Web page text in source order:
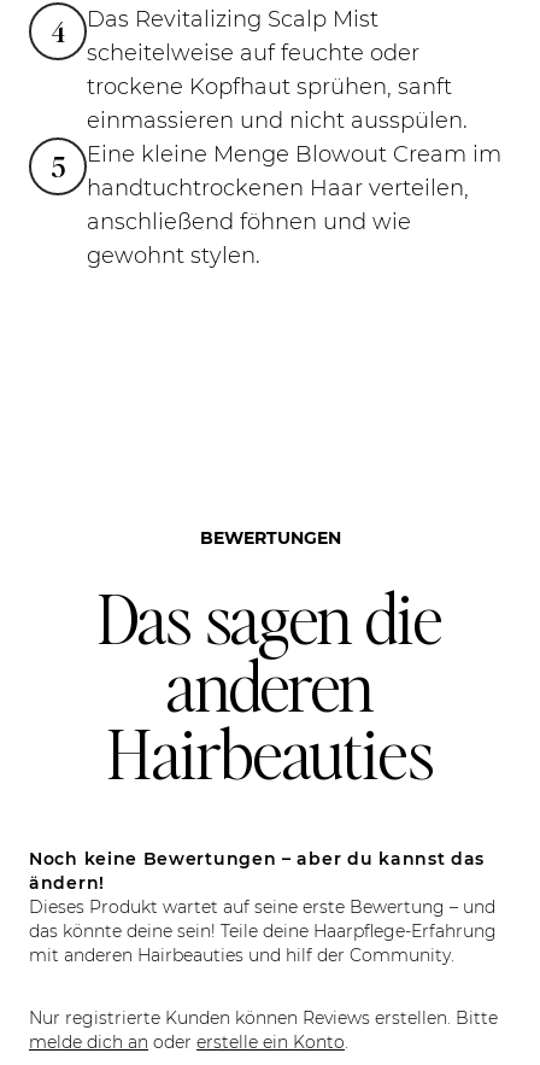
4
Das Revitalizing Scalp Mist
scheitelweise auf feuchte oder
trockene Kopfhaut sprühen, sanft
einmassieren und nicht ausspülen.
5
Eine kleine Menge Blowout Cream im
handtuchtrockenen Haar verteilen,
anschließend föhnen und wie
gewohnt stylen.
BEWERTUNGEN
Das sagen die
anderen
Hairbeauties
Noch keine Bewertungen – aber du kannst das
ändern!
Dieses Produkt wartet auf seine erste Bewertung – und
das könnte deine sein! Teile deine Haarpflege-Erfahrung
mit anderen Hairbeauties und hilf der Community.
Nur registrierte Kunden können Reviews erstellen. Bitte
melde dich an oder erstelle ein Konto.